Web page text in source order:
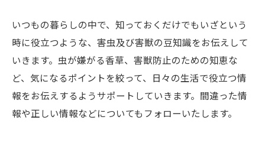
いつもの暮らしの中で、知っておくだけでもいざという
時に役立つような、害虫及び害獣の豆知識をお伝えして
いきます。虫が嫌がる香草、害獣防止のための知恵な
ど、気になるポイントを絞って、日々の生活で役立つ情
報をお伝えするようサポートしていきます。間違った情
報や正しい情報などについてもフォローいたします。